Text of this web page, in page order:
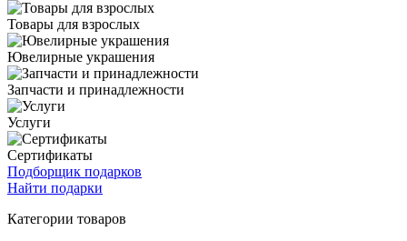
Товары для взрослых
Ювелирные украшения
Запчасти и принадлежности
Услуги
Сертификаты
Подборщик подарков
Найти подарки
Категории товаров